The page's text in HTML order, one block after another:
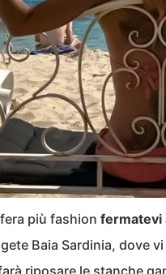
più fashion fermatevi
Baia Sardinia, dove
riposare le stanche